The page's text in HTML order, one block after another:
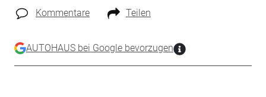
Kommentare Teilen
AUTOHAUS bei Google bevorzugen